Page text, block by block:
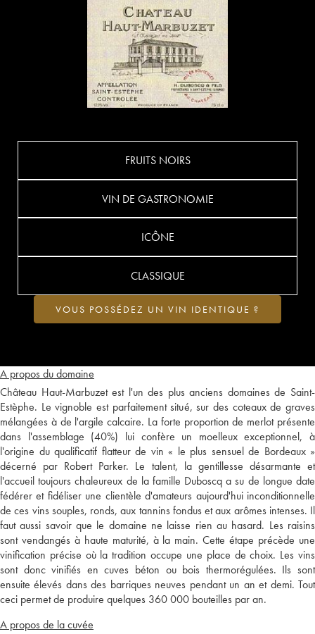
A propos du domaine
Château Haut-Marbuzet est l'un des plus anciens domaines de Saint-
Estèphe. Le vignoble est parfaitement situé, sur des coteaux de graves
mélangées à de l'argile calcaire. La forte proportion de merlot présente
dans l'assemblage (40%) lui confère un moelleux exceptionnel, à
l'origine du qualificatif flatteur de vin « le plus sensuel de Bordeaux »
décerné par Robert Parker. Le talent, la gentillesse désarmante et
l'accueil toujours chaleureux de la famille Duboscq a su de longue date
fédérer et fidéliser une clientèle d'amateurs aujourd'hui inconditionnelle
de ces vins souples, ronds, aux tannins fondus et aux arômes intenses. Il
faut aussi savoir que le domaine ne laisse rien au hasard. Les raisins
sont vendangés à haute maturité, à la main. Cette étape précède une
vinification précise où la tradition occupe une place de choix. Les vins
sont donc vinifiés en cuves béton ou bois thermorégulées. Ils sont
ensuite élevés dans des barriques neuves pendant un an et demi. Tout
ceci permet de produire quelques 360 000 bouteilles par an.
A propos de la cuvée
FRUITS NOIRS
VIN DE GASTRONOMIE
ICÔNE
CLASSIQUE
VOUS POSSÉDEZ UN VIN IDENTIQUE ?